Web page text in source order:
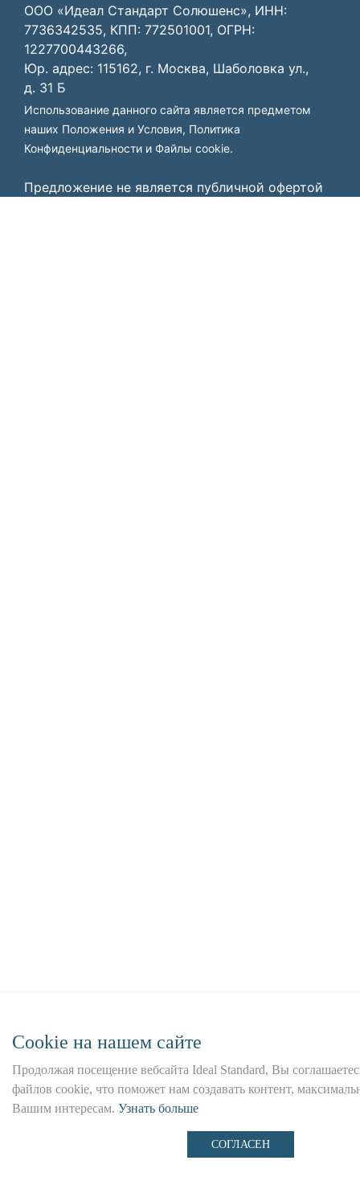
ООО «Идеал Стандарт Солюшенс», ИНН:
7736342535, КПП: 772501001, ОГРН:
1227700443266,
Юр. адрес: 115162, г. Москва, Шаболовка ул.,
д. 31 Б
Использование данного сайта является предметом
наших Положения и Условия, Политика
Конфиденциальности и Файлы cookie.
Предложение не является публичной офертой
Сookie на нашем сайте
Продолжая посещение вебсайта Ideal Standard, Вы
файлов cookie, что поможет нам создавать контент,
Вашим интересам. Узнать больше
СОГЛАСЕН